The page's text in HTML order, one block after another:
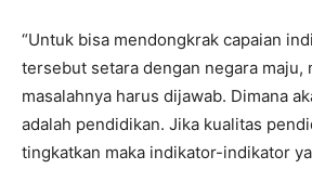
“Untuk bisa mendongkrak capaian
tersebut setara dengan negara maju,
masalahnya harus dijawab. Dimana
adalah pendidikan. Jika kualitas
tingkatkan maka indikator-indikator